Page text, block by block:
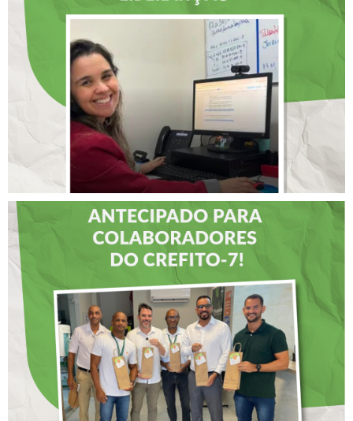
SELECIONADA EM
RENOMADO PROGRAMA
INTERNACIONAL DE
LIDERANÇAS
DIA DOS PAIS É
ANTECIPADO PARA
COLABORADORES DO
CREFITO-7